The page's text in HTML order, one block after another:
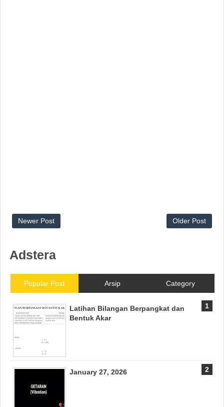
Newer Post Older Post
Adstera
Popular Post Arsip Category
Latihan Bilangan Berpangkat dan
Bentuk Akar
January 27, 2026